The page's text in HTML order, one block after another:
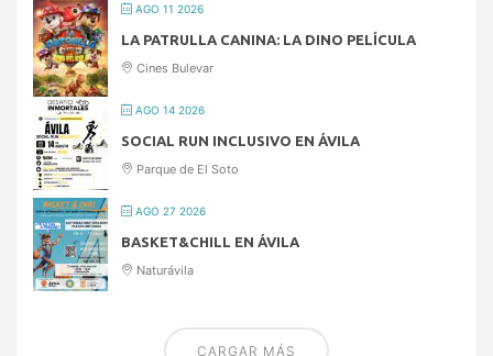
AGO 11 2026
LA PATRULLA CANINA: LA DINO PELÍCULA
Cines Bulevar
AGO 14 2026
SOCIAL RUN INCLUSIVO EN ÁVILA
Parque de El Soto
AGO 27 2026
BASKET&CHILL EN ÁVILA
Naturávila
CARGAR MÁS